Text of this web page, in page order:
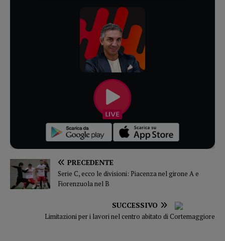
PRECEDENTE
Serie C, ecco le divisioni: Piacenza nel girone A e
Fiorenzuola nel B
SUCCESSIVO
Limitazioni per i lavori nel centro abitato di Cortemaggiore